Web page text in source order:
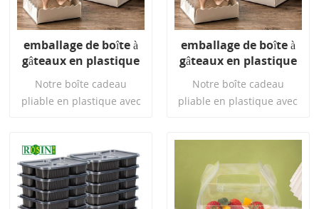
emballage de boîte à
gâteaux en plastique
avec poignée
Notre boîte cadeau
pliable en plastique avec
seulement une excellente
protection de l'emballage
et des options de
transport pratiques, mais
Lire La Suite
emballage de boîte à
gâteaux en plastique
avec poignée
Notre boîte cadeau
pliable en plastique avec
protection de l'emballage
et des options de
transport pratiques, mais
Lire La Suite